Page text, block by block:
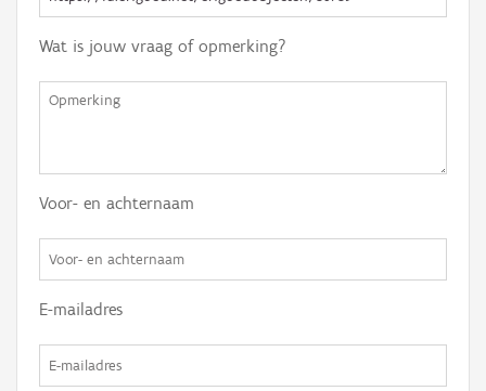
Wat is jouw vraag of opmerking?
Voor- en achternaam
E-mailadres